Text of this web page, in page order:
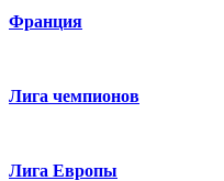
Франция
Лига чемпионов
Лига Европы